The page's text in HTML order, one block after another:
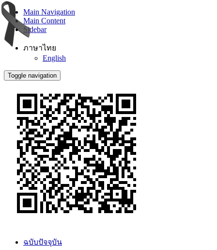
Main Navigation
Main Content
Sidebar
ภาษาไทย
English
Toggle navigation
ฉบับปัจจุบัน